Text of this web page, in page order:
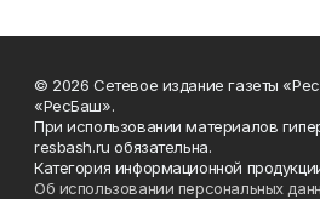
© 2026 Сетевое издание газеты
«РесБаш».
При использовании материалов
resbash.ru обязательна.
Категория информационной
Об использовании персональных